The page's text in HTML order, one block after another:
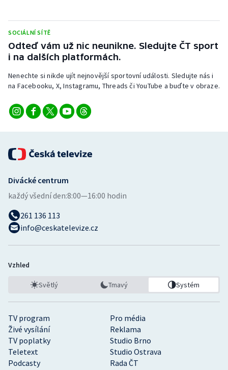
Volejbal
Ostatní
SOCIÁLNÍ SÍTĚ
Odteď vám už nic neunikne. Sledujte ČT sport
i na dalších platformách.
Nenechte si nikde ujít nejnovější sportovní události. Sledujte nás i
na Facebooku, X, Instagramu, Threads či YouTube a buďte v obraze.
TV program
Pro média
Živé vysílání
Reklama
TV poplatky
Studio Brno
Teletext
Studio Ostrava
Podcasty
Rada ČT
Divácké centrum
každý všední den:8:00—16:00 hodin
261 136 113
info@ceskatelevize.cz
Vzhled
Světlý Tmavý Systém